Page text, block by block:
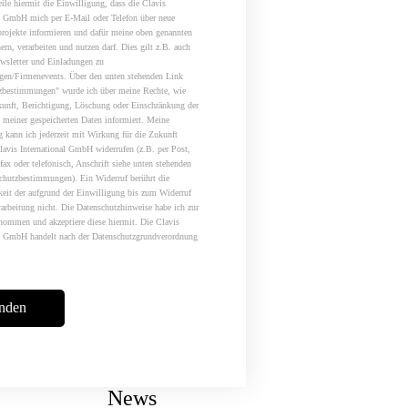
hiermit die Einwilligung, dass die Clavis
GmbH mich per E-Mail oder Telefon über neue
informieren und dafür meine oben genannten
verarbeiten und nutzen darf. Dies gilt z.B. auch
und Einladungen zu
Firmenevents. Über den unten stehenden Link
wurde ich über meine Rechte, wie
Berichtigung, Löschung oder Einschränkung der
meiner gespeicherten Daten informiert. Meine
kann ich jederzeit mit Wirkung für die Zukunft
International GmbH widerrufen (z.B. per Post,
oder telefonisch, Anschrift siehe unten stehenden
Ein Widerruf berührt die
der aufgrund der Einwilligung bis zum Widerruf
nicht. Die Datenschutzhinweise habe ich zur
und akzeptiere diese hiermit. Die Clavis
handelt nach der Datenschutzgrundverordnung
News